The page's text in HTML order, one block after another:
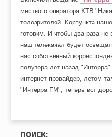
местного оператора КТВ
телезрителей. Корпункта
готовим. И чтобы два раза не
наш телеканал будет
нас собственный
полутора лет назад
интернет-провайдер, летом
"Интерра FM", теперь вот